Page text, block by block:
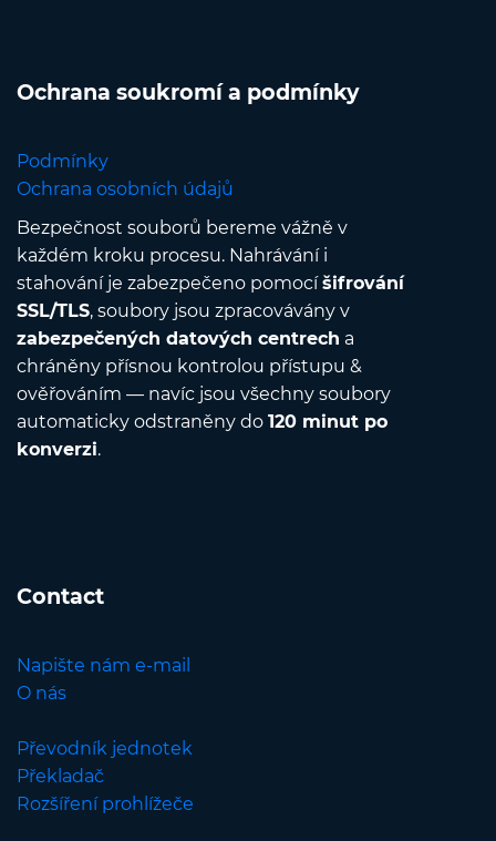
Ochrana soukromí a podmínky
Podmínky
Ochrana osobních údajů
Bezpečnost souborů bereme vážně v
každém kroku procesu. Nahrávání i
stahování je zabezpečeno pomocíšifrování
SSL/TLS, soubory jsou zpracovávány v
zabezpečených datových centrech a
chráněny přísnou kontrolou přístupu &
ověřováním — navíc jsou všechny soubory
automaticky odstraněny do 120 minut po
konverzi.
Contact
Napište nám e-mail
O nás
Převodník jednotek
Překladač
Rozšíření prohlížeče